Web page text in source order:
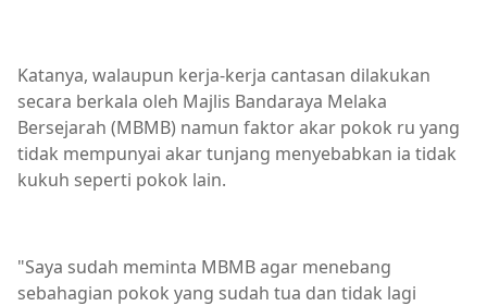
Katanya, walaupun kerja-kerja cantasan dilakukan
secara berkala oleh Majlis Bandaraya Melaka
Bersejarah (MBMB) namun faktor akar pokok ru yang
tidak mempunyai akar tunjang menyebabkan ia tidak
kukuh seperti pokok lain.
"Saya sudah meminta MBMB agar menebang
sebahagian pokok yang sudah tua dan tidak lagi